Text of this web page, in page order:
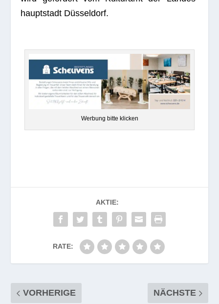
haupt­stadt Düsseldorf.
Wer­bung bitte klicken
AKTIE:
RATE:
VORHERIGE NÄCHSTE